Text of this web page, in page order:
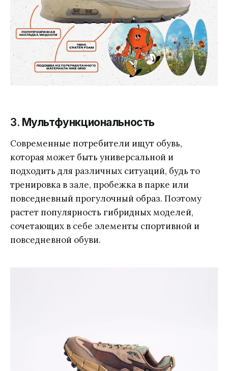
3. Мультфункциональность
Современные потребители ищут обувь,
которая может быть универсальной и
подходить для различных ситуаций, будь то
тренировка в зале, пробежка в парке или
повседневный прогулочный образ. Поэтому
растет популярность гибридных моделей,
сочетающих в себе элементы спортивной и
повседневной обуви.